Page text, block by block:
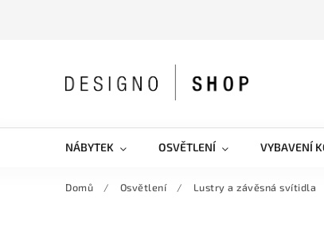
NÁBYTEK OSVĚTLENÍ VYBAVENÍ
Domů / Osvětlení / Lustry a závěsná svítidla